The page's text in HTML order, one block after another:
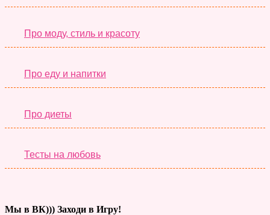
Про моду, стиль и красоту
Про еду и напитки
Про диеты
Тесты на любовь
Мы в ВК))) Заходи в Игру!